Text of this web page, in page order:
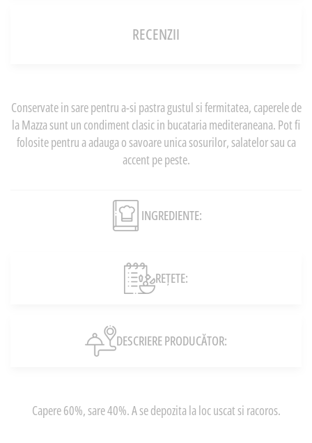
RECENZII
Conservate in sare pentru a-si pastra gustul si fermitatea, caperele de
la Mazza sunt un condiment clasic in bucataria mediteraneana. Pot fi
folosite pentru a adauga o savoare unica sosurilor, salatelor sau ca
accent pe peste.
INGREDIENTE:
REȚETE:
DESCRIERE PRODUCĂTOR:
Capere 60%, sare 40%. A se depozita la loc uscat si racoros.